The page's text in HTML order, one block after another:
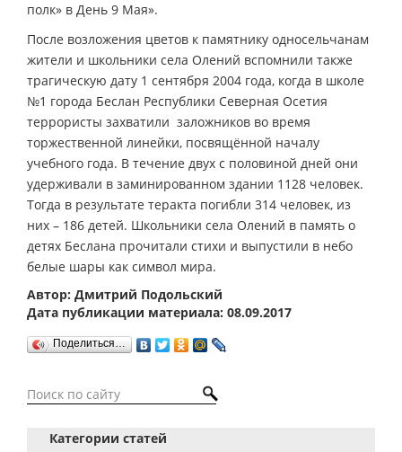
полк» в День 9 Мая».
После возложения цветов к памятнику односельчанам
жители и школьники села Олений вспомнили также
трагическую дату 1 сентября 2004 года, когда в школе
№1 города Беслан Республики Северная Осетия
террористы захватили заложников во время
торжественной линейки, посвящённой началу
учебного года. В течение двух с половиной дней они
удерживали в заминированном здании 1128 человек.
Тогда в результате теракта погибли 314 человек, из
них – 186 детей. Школьники села Олений в память о
детях Беслана прочитали стихи и выпустили в небо
белые шары как символ мира.
Автор: Дмитрий Подольский
Дата публикации материала: 08.09.2017
Поделиться…
Категории статей